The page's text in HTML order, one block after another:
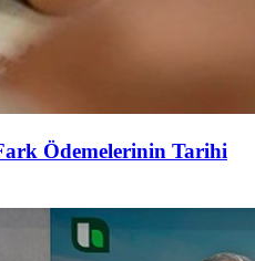
Ödemelerinin Tarihi